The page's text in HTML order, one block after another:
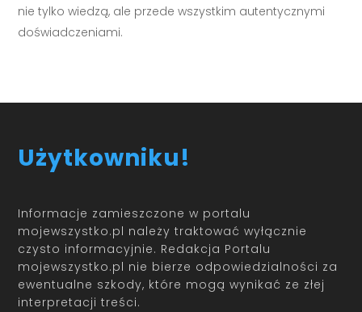
nie tylko wiedzą, ale przede wszystkim autentycznymi
doświadczeniami.
Użytkowniku!
Informacje zamieszczone w portalu
mojewszystko.pl należy traktować wyłącznie
czysto informacyjnie. Redakcja Portalu
mojewszystko.pl nie bierze odpowiedzialności za
ewentualne szkody, które mogą wynikać ze złej
interpretacji treści.